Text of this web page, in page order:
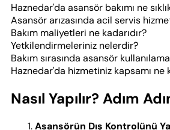
Haznedar'da asansör bakımı ne
Asansör arızasında acil servis
Bakım maliyetleri ne kadarıdır?
Yetkilendirmeleriniz nelerdir?
Bakım sırasında asansör
Haznedar'da hizmetiniz kapsamı ne
Nasıl Yapılır? Adım
Asansörün Dış Kontrolünü